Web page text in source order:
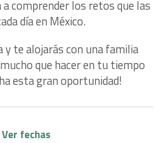
comprender los retos que las
día en México.
y te alojarás con una familia
que hacer en tu tiempo
esta gran oportunidad!
Ver fechas